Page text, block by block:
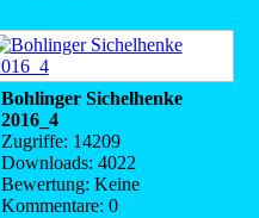
Bohlinger Sichelhenke
2016_4
Zugriffe: 14209
Downloads: 4022
Bewertung: Keine
Kommentare: 0